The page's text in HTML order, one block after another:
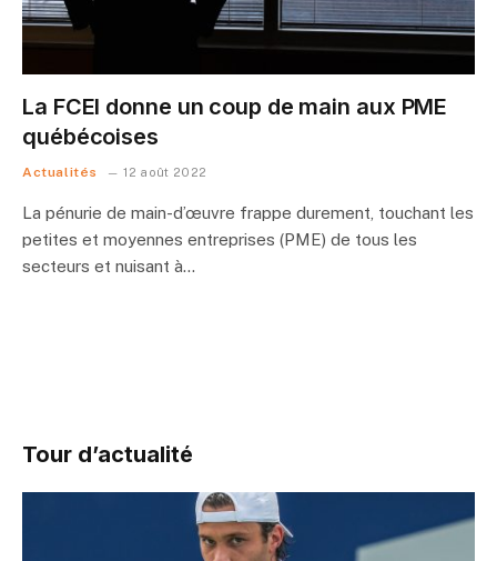
La FCEI donne un coup de main aux PME
québécoises
Actualités 12 août 2022
La pénurie de main-d’œuvre frappe durement, touchant les
petites et moyennes entreprises (PME) de tous les
secteurs et nuisant à…
Tour d’actualité